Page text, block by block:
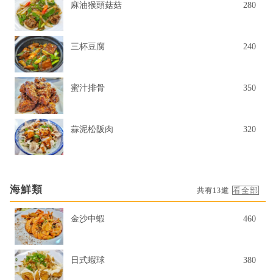
麻油猴頭菇菇 280
三杯豆腐 240
蜜汁排骨 350
蒜泥松阪肉 320
海鮮類 共有13道
金沙中蝦 460
日式蝦球 380